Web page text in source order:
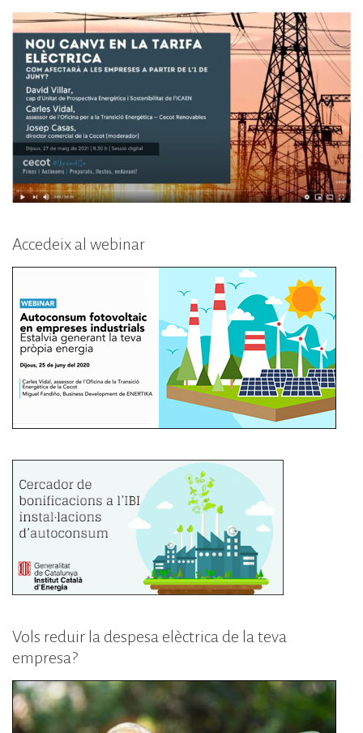
Accedeix al webinar
Vols reduir la despesa elèctrica de la teva
empresa?